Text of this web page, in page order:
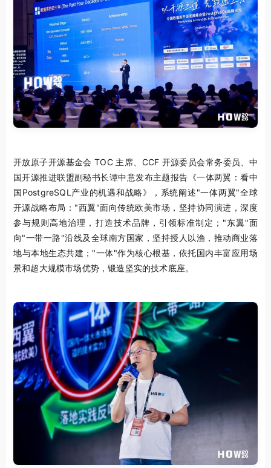
开放原子开源基金会 TOC 主席、CCF 开源委员会常务委员、中
国开源推进联盟副秘书长谭中意发布主题报告《一体两翼：看中
国PostgreSQL产业的机遇和战略》，系统阐述"一体两翼"全球
开源战略布局："西翼"面向传统欧美市场，坚持协同演进，深度
参与规则高地治理，打造技术品牌，引领标准制定；"东翼"面
向"一带一路"沿线及全球南方国家，坚持授人以渔，推动商业落
地与本地生态共建；"一体"作为核心根基，依托国内丰富应用场
景和超大规模市场优势，锻造坚实的技术底座。